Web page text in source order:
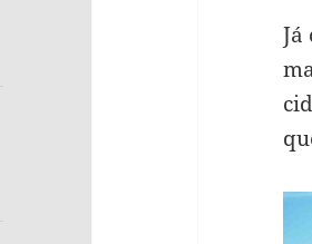
Já